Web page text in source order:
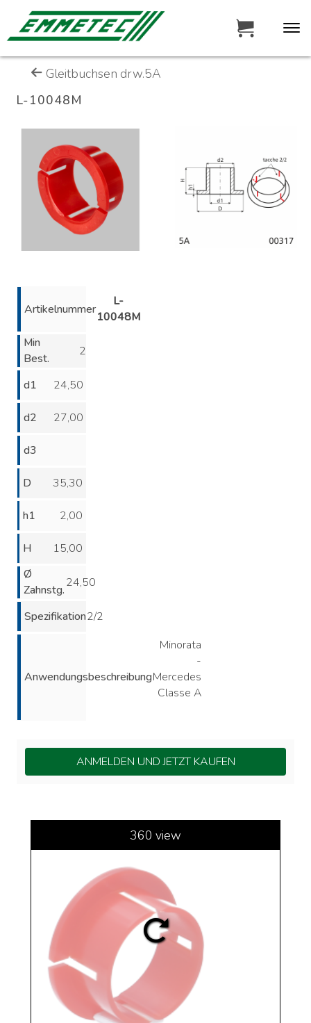
Gleitbuchsen drw.5A
L-10048M
Artikelnummer
L-
10048M
Min
Best.
2
d1 24,50
d2 27,00
d3
D 35,30
h1 2,00
H
15,00
Ø
Zahnstg.
24,50
Spezifikation2/2
Anwendungsbeschreibung
Minorata
-
Mercedes
Classe A
ANMELDEN UND JETZT KAUFEN
360 view